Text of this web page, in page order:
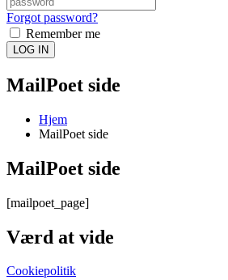
Forgot password?
Remember me
LOG IN
MailPoet side
Hjem
MailPoet side
MailPoet side
[mailpoet_page]
Værd at vide
Cookiepolitik